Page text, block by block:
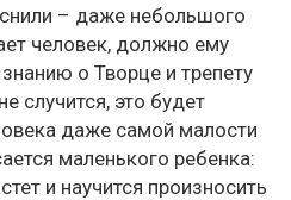
– даже небольшого
человек, должно ему
о Творце и трепету
случится, это будет
даже самой малости
маленького ребенка:
и научится произносить